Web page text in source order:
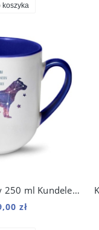
koszyka
Kubek do kawy 250 ml Kundelek Kosmo
zł